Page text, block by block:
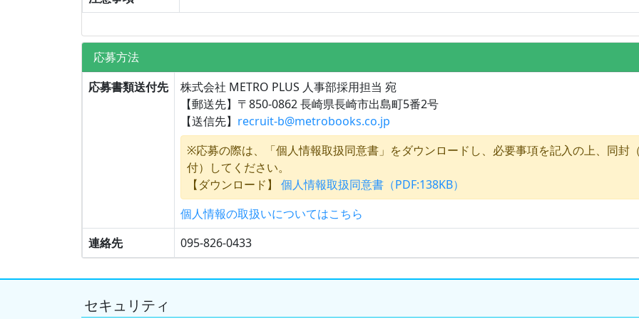
応募方法
応募書類送付先
株式会社 METRO PLUS 人事部採用担当 宛
【郵送先】〒850-0862 長崎県長崎市出島町5番2号
【送信先】 recruit-b@metrobooks.co.jp
※応募の際は、「個人情報取扱同意書」をダウンロードし、必要事項を記入の上、同封
付）してください。
【ダウンロード】 個人情報取扱同意書（PDF:138KB）
個人情報の取扱いについてはこちら
連絡先
095-826-0433
セキュリティ